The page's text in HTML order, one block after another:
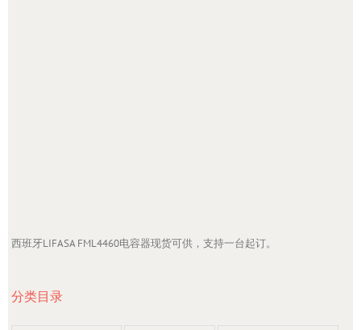
西班牙LIFASA FML4460电容器现货可供，支持一台起订。
分类目录